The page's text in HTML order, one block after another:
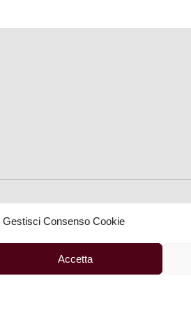
Gestisci Consenso Cookie
Accetta
SERVIZI